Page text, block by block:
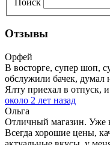
Отзывы
Орфей
В восторге, супер шоп,
обслужили бачек, думал
Ялту приехал в отпуск,
около 2 лет назад
Ольга
Отличный магазин. Уже
Всегда хорошие цены,